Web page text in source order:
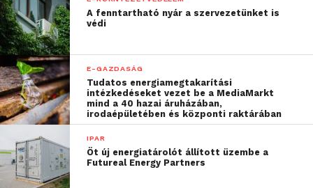
nyújtsanak a rendszerek telepítésében és
karbantartásában.
Vajon hogyan járulhat hozzá a megfelelő támogatás
a céged mindennapi működéséhez? Egy jól
szervezett szolgáltatás segíthet abban, hogy a
figyelmedet arra tudd összpontosítani, ami valóban
fontos a vállalkozásod számára.
Gondolkodj hosszú távon
A fenntartható nyár a szervezetünket is
védi
E-GAZDASÁG
Tudatos energiamegtakarítási
intézkedéseket vezet be a MediaMarkt
mind a 40 hazai áruházában,
irodaépületében és központi raktárában
IPAR
Öt új energiatárolót állított üzembe a
Futureal Energy Partners